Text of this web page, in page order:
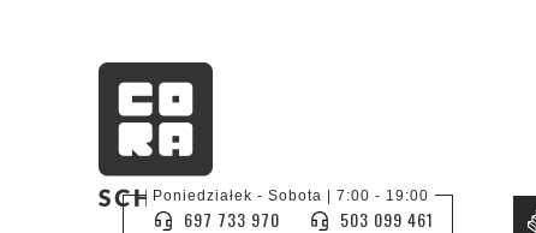
Poniedziałek - Sobota | 7:00 - 19:00
697 733 970 503 099 461